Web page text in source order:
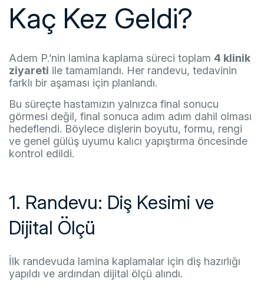
Kaç Kez Geldi?
Adem P.’nin lamina kaplama süreci toplam 4 klinik
ziyareti ile tamamlandı. Her randevu, tedavinin
farklı bir aşaması için planlandı.
Bu süreçte hastamızın yalnızca final sonucu
görmesi değil, final sonuca adım adım dahil olması
hedeflendi. Böylece dişlerin boyutu, formu, rengi
ve genel gülüş uyumu kalıcı yapıştırma öncesinde
kontrol edildi.
1. Randevu: Diş Kesimi ve
Dijital Ölçü
İlk randevuda lamina kaplamalar için diş hazırlığı
yapıldı ve ardından dijital ölçü alındı.